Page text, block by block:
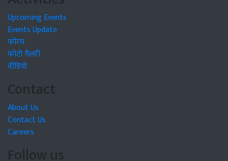
Upcoming Events
Events Update
फोरम
फोटो गैलरी
वीडियो
Contact
About Us
Contact Us
Careers
Follow us